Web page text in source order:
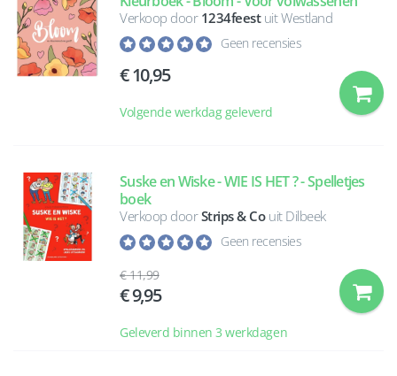
Verkoop door 1234feestuit Westland
Geen recensies
10,95
Volgende werkdag geleverd
Suske en Wiske - WIE IS HET ? - Spelletjes
boek
Verkoop doorStrips & Couit Dilbeek
Geen recensies
11,99
9,95
Geleverd binnen 3 werkdagen